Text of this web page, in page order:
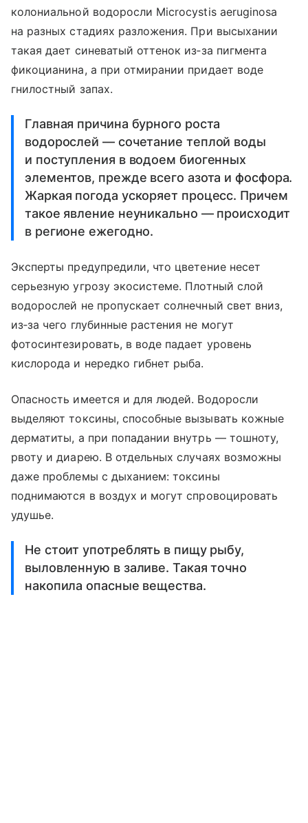
колониальной водоросли Microcystis aeruginosa
на разных стадиях разложения. При высыхании
такая дает синеватый оттенок из‑за пигмента
фикоцианина, а при отмирании придает воде
гнилостный запах.
Главная причина бурного роста
водорослей — сочетание теплой воды
и поступления в водоем биогенных
элементов, прежде всего азота и фосфора.
Жаркая погода ускоряет процесс. Причем
такое явление неуникально — происходит
в регионе ежегодно.
Эксперты предупредили, что цветение несет
серьезную угрозу экосистеме. Плотный слой
водорослей не пропускает солнечный свет вниз,
из‑за чего глубинные растения не могут
фотосинтезировать, в воде падает уровень
кислорода и нередко гибнет рыба.
Опасность имеется и для людей. Водоросли
выделяют токсины, способные вызывать кожные
дерматиты, а при попадании внутрь — тошноту,
рвоту и диарею. В отдельных случаях возможны
даже проблемы с дыханием: токсины
поднимаются в воздух и могут спровоцировать
удушье.
Не стоит употреблять в пищу рыбу,
выловленную в заливе. Такая точно
накопила опасные вещества.